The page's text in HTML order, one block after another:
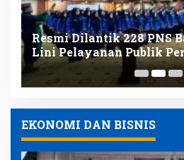
Resmi Dilantik 228 PNS
Lini Pelayanan Publik
EKONOMI DAN BISNIS